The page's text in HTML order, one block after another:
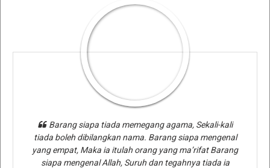
Barang siapa tiada memegang agama, Sekali-kali
tiada boleh dibilangkan nama. Barang siapa mengenal
yang empat, Maka ia itulah orang yang ma’rifat Barang
siapa mengenal Allah, Suruh dan tegahnya tiada ia